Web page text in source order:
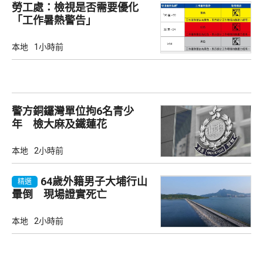
勞工處：檢視是否需要優化
「工作暑熱警告」
本地 1小時前
警方銅鑼灣單位拘6名青少
年 檢大麻及鐵蓮花
本地 2小時前
精選
64歲外籍男子大埔行山
暈倒 現場證實死亡
本地 2小時前